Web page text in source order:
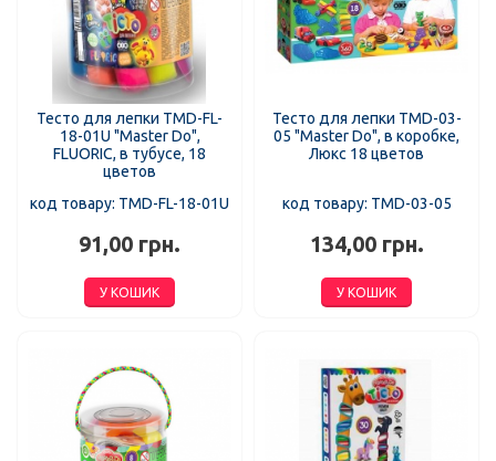
Тесто для лепки TMD-FL-
18-01U "Master Do",
FLUORIC, в тубусе, 18
цветов
код товару: TMD-FL-18-01U
91,00 грн.
У КОШИК
Тесто для лепки TMD-03-
05 "Master Do", в коробке,
Люкс 18 цветов
код товару: TMD-03-05
134,00 грн.
У КОШИК